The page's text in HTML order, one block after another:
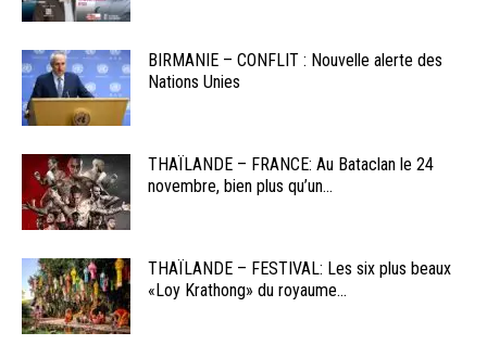
BIRMANIE – CONFLIT : Nouvelle alerte des
Nations Unies
THAÏLANDE – FRANCE: Au Bataclan le 24
novembre, bien plus qu’un...
THAÏLANDE – FESTIVAL: Les six plus beaux
«Loy Krathong» du royaume...